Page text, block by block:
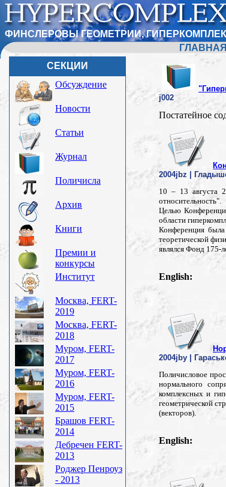
ФИНСЛЕРОВЫ ГЕОМЕТРИИ,
ГЛАВНАЯ
СЕКЦИИ
Обсуждение
Новости
Статьи
Журнал
Поличисла
Архив
Книги
Премии и
конкурсы
Институт
Москва, FERT-
2019
Москва, FERT-
2018
Муром, FERT-
2017
Муром, FERT-
2016
Муром, FERT-
2015
Брашов FERT-
2014
Дебречен FERT-
2013
Роджер Пенроуз
- 2013
j002
Постатейное
2004jbz |
10 – 13 августа
относительность".
Целью
области
Конференция
теоретической
являлся Фонд 175-
English:
2004jby |
Поличисловое
нормального
комплексных и
геометрической
(векторов).
English: